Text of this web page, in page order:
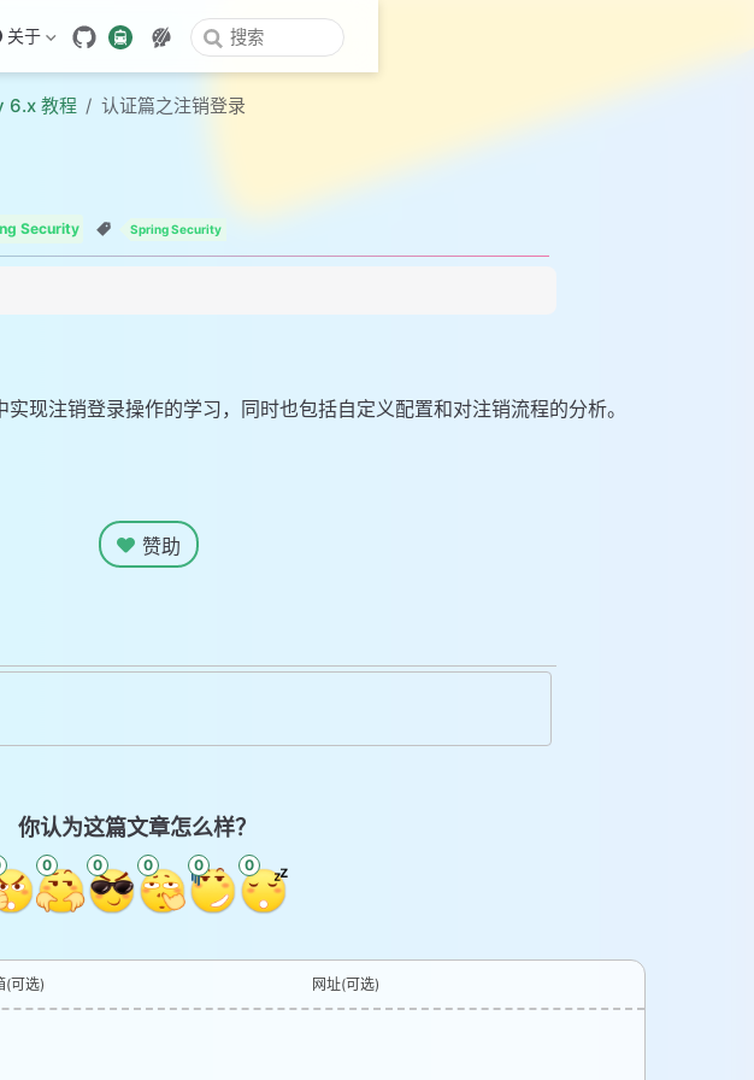
关于
6.x 教程 认证篇之注销登录
Security Spring Security
实现注销登录操作的学习，同时也包括自定义配置和对注销流程的分析。
赞助
你认为这篇文章怎么样？
0 0 0 0 0
(可选) 网址(可选)